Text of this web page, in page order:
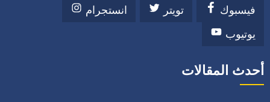
فيسبوك تويتر
انستجرام
يوتيوب
أحدث المقالات